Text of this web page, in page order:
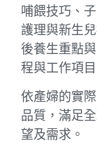
哺餵技巧、
護理與新生
後養生重點
程與工作項
依產婦的實
品質，滿足
望及需求。